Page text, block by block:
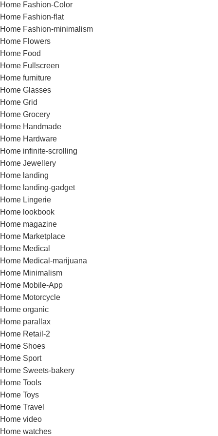
Home Fashion-Color
Home Fashion-flat
Home Fashion-minimalism
Home Flowers
Home Food
Home Fullscreen
Home furniture
Home Glasses
Home Grid
Home Grocery
Home Handmade
Home Hardware
Home infinite-scrolling
Home Jewellery
Home landing
Home landing-gadget
Home Lingerie
Home lookbook
Home magazine
Home Marketplace
Home Medical
Home Medical-marijuana
Home Minimalism
Home Mobile-App
Home Motorcycle
Home organic
Home parallax
Home Retail-2
Home Shoes
Home Sport
Home Sweets-bakery
Home Tools
Home Toys
Home Travel
Home video
Home watches